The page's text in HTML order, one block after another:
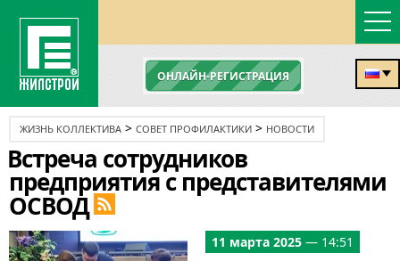
ОНЛАЙН-РЕГИСТРАЦИЯ
ЖИЗНЬ КОЛЛЕКТИВА > СОВЕТ ПРОФИЛАКТИКИ > НОВОСТИ
Встреча сотрудников
предприятия с представителями
ОСВОД
11 марта 2025 — 14:51